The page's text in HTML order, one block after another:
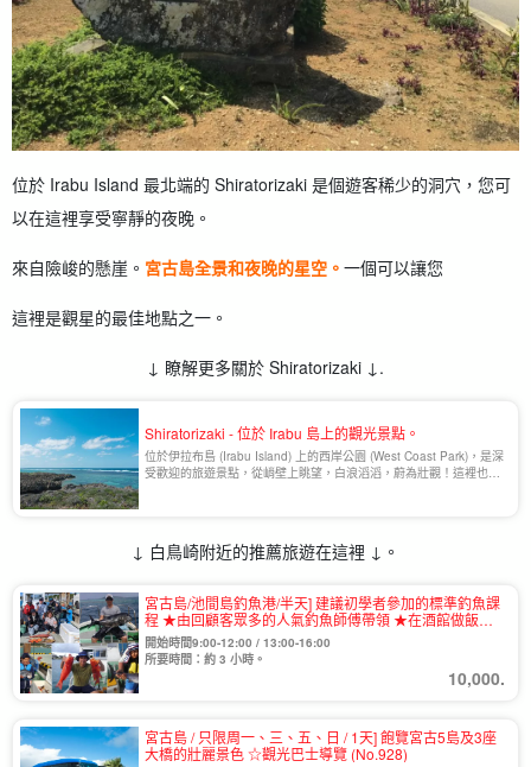
位於 Irabu Island 最北端的 Shiratorizaki 是個遊客稀少的洞穴，您可
以在這裡享受寧靜的夜晚。
來自險峻的懸崖。 宮古島全景和夜晚的星空。 一個可以讓您
這裡是觀星的最佳地點之一。
↓ 瞭解更多關於 Shiratorizaki ↓.
Shiratorizaki - 位於 Irabu 島上的觀光景點。
位於伊拉布島 (Irabu Island) 上的西岸公園 (West Coast Park)，是深
受歡迎的旅遊景點，從峭壁上眺望，白浪滔滔，蔚為壯觀！這裡也是
↓ 白鳥崎附近的推薦旅遊在這裡 ↓。
宮古島/池間島釣魚港/半天] 建議初學者參加的標準釣魚課
程 ★由回顧客眾多的人氣釣魚師傅帶領 ★在酒館做飯也
可以！
開始時間9:00-12:00 / 13:00-16:00
所要時間：約 3 小時。
10,000.
宮古島 / 只限周一、三、五、日 / 1天] 飽覽宮古5島及3座
大橋的壯麗景色 ☆觀光巴士導覽 (No.928)